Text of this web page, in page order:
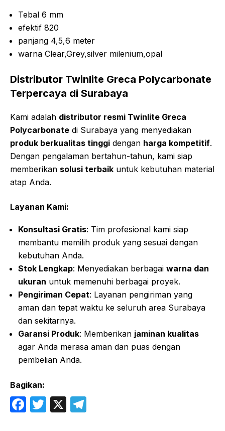
Tebal 6 mm
efektif 820
panjang 4,5,6 meter
warna Clear,Grey,silver milenium,opal
Distributor Twinlite Greca Polycarbonate
Terpercaya di Surabaya
Kami adalah distributor resmi Twinlite Greca
Polycarbonate di Surabaya yang menyediakan
produk berkualitas tinggi dengan harga kompetitif.
Dengan pengalaman bertahun-tahun, kami siap
memberikan solusi terbaik untuk kebutuhan material
atap Anda.
Layanan Kami:
Konsultasi Gratis: Tim profesional kami siap
membantu memilih produk yang sesuai dengan
kebutuhan Anda.
Stok Lengkap: Menyediakan berbagai warna dan
ukuran untuk memenuhi berbagai proyek.
Pengiriman Cepat: Layanan pengiriman yang
aman dan tepat waktu ke seluruh area Surabaya
dan sekitarnya.
Garansi Produk: Memberikan jaminan kualitas
agar Anda merasa aman dan puas dengan
pembelian Anda.
Bagikan:
F
T
X